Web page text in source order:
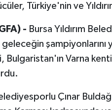
Türkiye'nin ve
- Bursa Yıldırım
şampiyonlarını
Bulgaristan'ın Varna
Çınar